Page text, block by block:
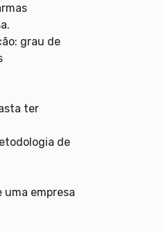
grau de
ter
de
empresa